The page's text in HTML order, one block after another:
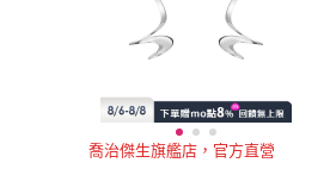
喬治傑生旗艦店，官方直營